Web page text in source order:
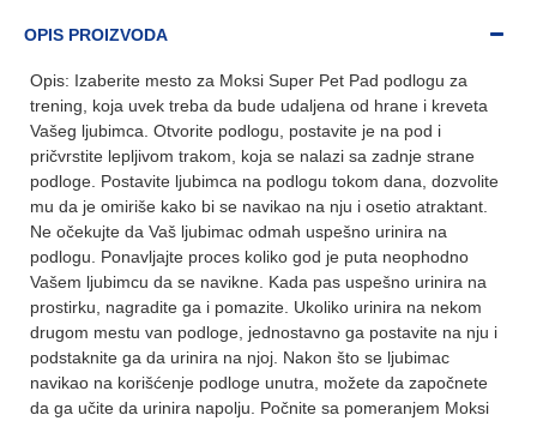
OPIS PROIZVODA
Opis: Izaberite mesto za Moksi Super Pet Pad podlogu za
trening, koja uvek treba da bude udaljena od hrane i kreveta
Vašeg ljubimca. Otvorite podlogu, postavite je na pod i
pričvrstite lepljivom trakom, koja se nalazi sa zadnje strane
podloge. Postavite ljubimca na podlogu tokom dana, dozvolite
mu da je omiriše kako bi se navikao na nju i osetio atraktant.
Ne očekujte da Vaš ljubimac odmah uspešno urinira na
podlogu. Ponavljajte proces koliko god je puta neophodno
Vašem ljubimcu da se navikne. Kada pas uspešno urinira na
prostirku, nagradite ga i pomazite. Ukoliko urinira na nekom
drugom mestu van podloge, jednostavno ga postavite na nju i
podstaknite ga da urinira na njoj. Nakon što se ljubimac
navikao na korišćenje podloge unutra, možete da započnete
da ga učite da urinira napolju. Počnite sa pomeranjem Moksi